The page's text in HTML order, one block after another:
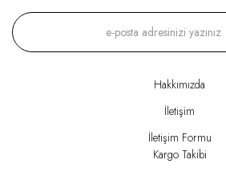
Hakkımızda
İletişim
İletişim Formu
Kargo Takibi